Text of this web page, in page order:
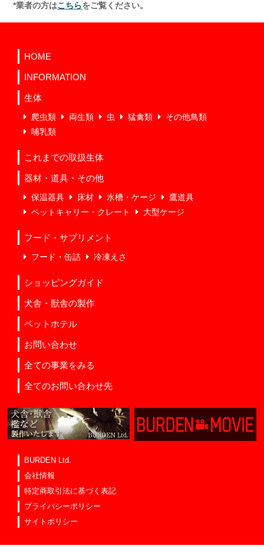
*業者の方はこちらをご覧ください。
HOME
INFORMATION
生体
爬虫類 両生類 虫 猛禽類
その他鳥類
哺乳類
これまでの取扱生体
器材・道具・その他
保温器具 床材 水槽・ケージ
鷹道具
ペットキャリー・クレート
大型ケージ
フード・サプリメント
フード・缶詰 冷凍えさ
ショッピングガイド
犬舎・獣舎の製作
ペットホテル
お問い合わせ
全ての事業をみる
全てのお問い合わせ先
BURDEN Ltd.
会社情報
特定商取引法に基づく表記
プライバシーポリシー
サイトポリシー